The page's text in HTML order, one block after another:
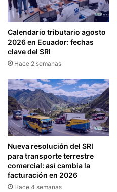
S
O
A
A
E
O
R
G
Á
N
I
C
A
D
E
D
Calendario tributario agosto
2026 en Ecuador: fechas
clave del SRI
Hace 2 semanas
Nueva resolución del SRI
para transporte terrestre
comercial: así cambia la
facturación en 2026
Hace 4 semanas